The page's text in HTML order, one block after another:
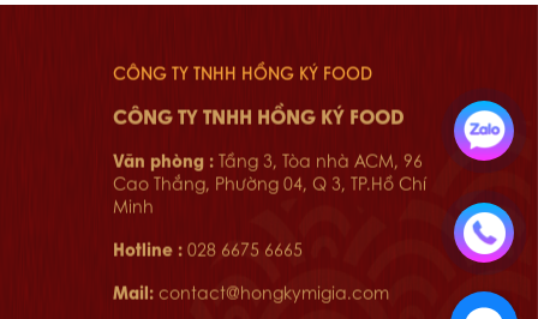
CÔNG TY TNHH HỒNG KÝ FOOD
CÔNG TY TNHH HỒNG KÝ FOOD
Văn phòng : Tầng 3, Tòa nhà ACM, 96
Cao Thắng, Phường 04, Q 3, TP.Hồ Chí
Minh
Hotline : 028 6675 6665
Mail: contact@hongkymigia.com